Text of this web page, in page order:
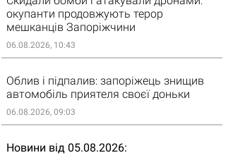
окупанти продовжують терор
мешканців Запоріжчини
06.08.2026, 10:43
Облив і підпалив: запоріжець знищив
автомобіль приятеля своєї доньки
06.08.2026, 09:03
Новини від 05.08.2026